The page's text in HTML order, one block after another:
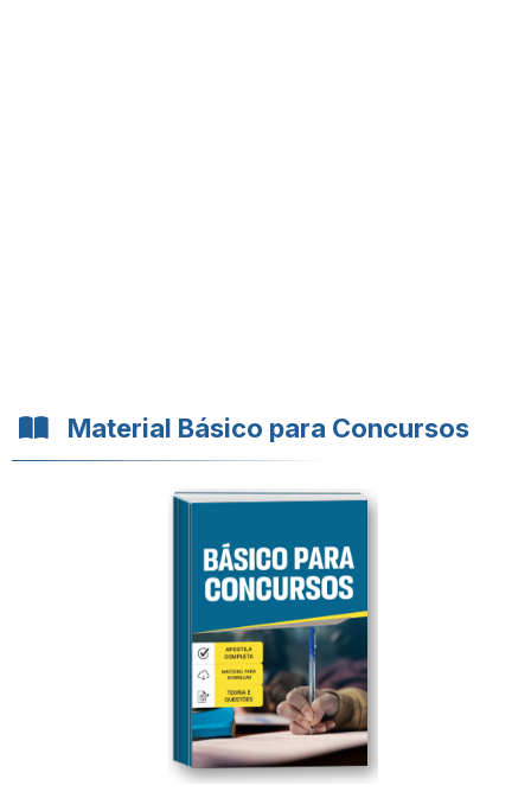
Material Básico para Concursos